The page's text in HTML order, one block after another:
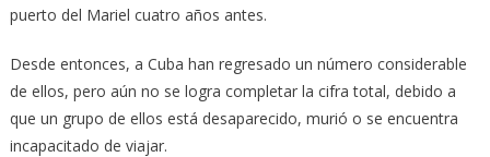
puerto del Mariel cuatro años antes.
Desde entonces, a Cuba han regresado un número considerable
de ellos, pero aún no se logra completar la cifra total, debido a
que un grupo de ellos está desaparecido, murió o se encuentra
incapacitado de viajar.